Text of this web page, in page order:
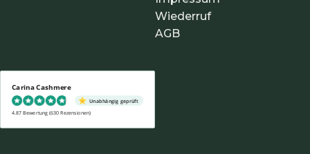
Carina Cashmere
Unabhängig geprüft
4.87 Bewertung (630 Rezensionen)
Wiederruf
AGB